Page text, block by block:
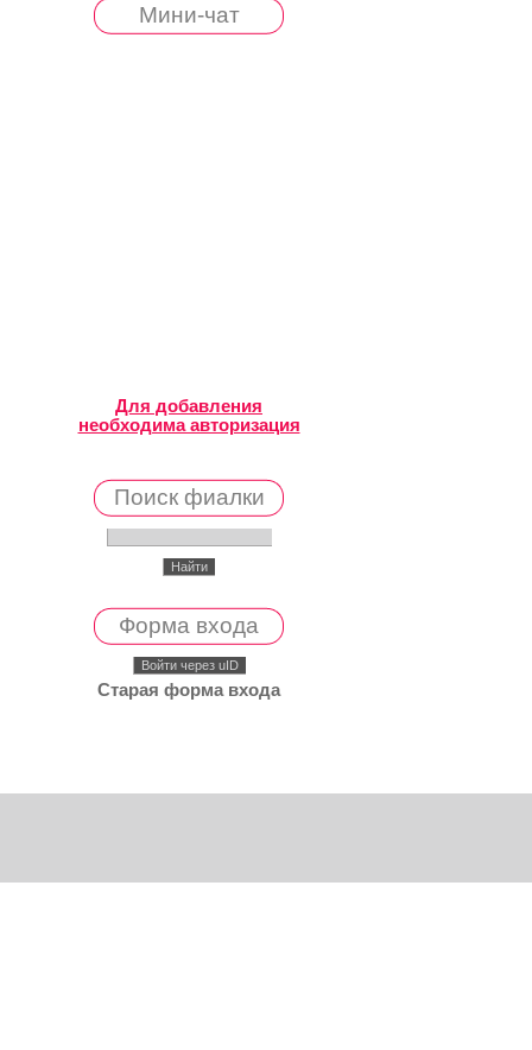
Мини-чат
Для добавления
необходима авторизация
Поиск фиалки
Форма входа
Войти через uID
Старая форма входа